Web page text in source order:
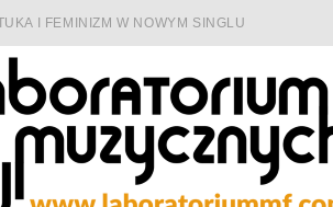
I FEMINIZM W NOWYM SINGLU
DIAMENTY. SAMOTNOŚĆ I OPÓR
SOULEM A PAMIĘCIĄ
WEDŁUG DUALISIS
NAGRAŁ JAZZFONIĘ O POLSCE